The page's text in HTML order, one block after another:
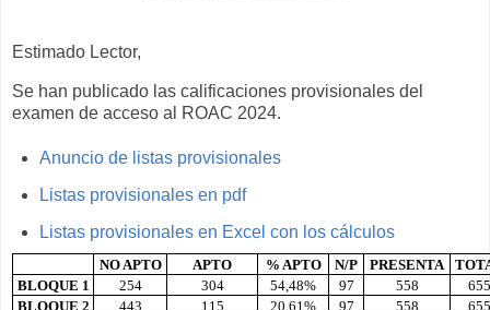
Estimado Lector,
Se han publicado las calificaciones provisionales del
examen de acceso al ROAC 2024.
Anuncio de listas provisionales
Listas provisionales en pdf
Listas provisionales en Excel con los cálculos
NO APTO APTO % APTO N/P PRESENTA
BLOQUE 1
254 304 54,48% 97 558
655
BLOQUE 2
443 115 20,61% 97 558
655